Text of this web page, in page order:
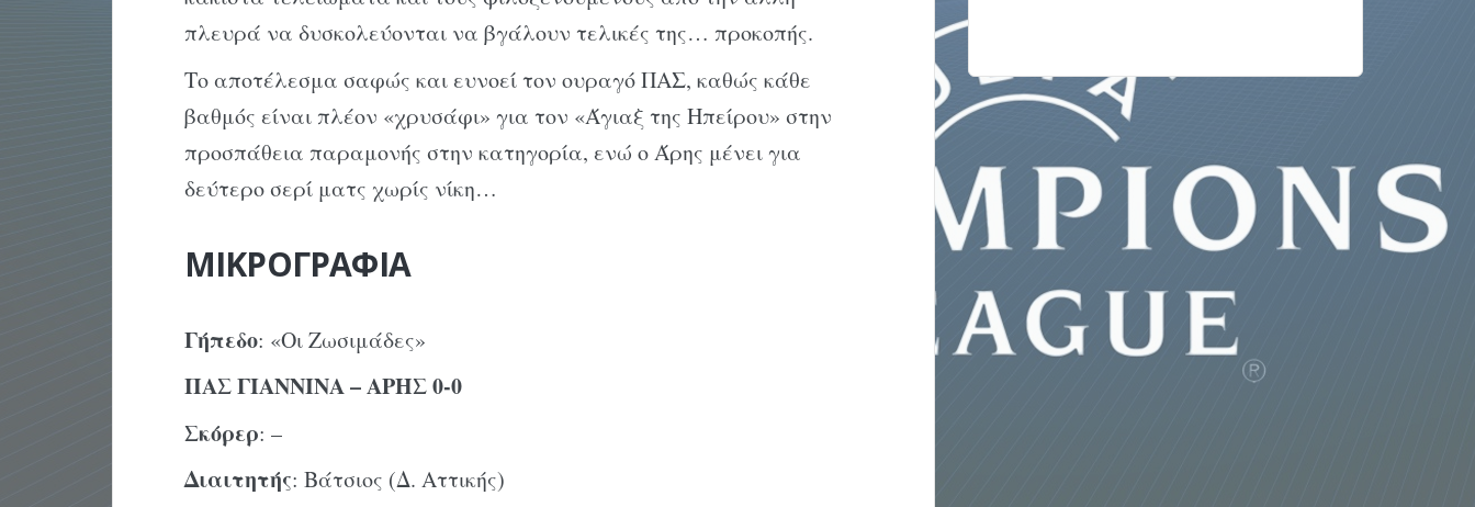
πλευρά να δυσκολεύονται να βγάλουν τελικές της… προκοπής.
Το αποτέλεσμα σαφώς και ευνοεί τον ουραγό ΠΑΣ, καθώς κάθε
βαθμός είναι πλέον «χρυσάφι» για τον «Άγιαξ της Ηπείρου» στην
προσπάθεια παραμονής στην κατηγορία, ενώ ο Άρης μένει για
δεύτερο σερί ματς χωρίς νίκη…
ΜΙΚΡΟΓΡΑΦΙΑ
Γήπεδο: «Οι Ζωσιμάδες»
ΠΑΣ ΓΙΑΝΝΙΝΑ – ΑΡΗΣ 0-0
Σκόρερ: –
Διαιτητής: Βάτσιος (Δ. Αττικής)